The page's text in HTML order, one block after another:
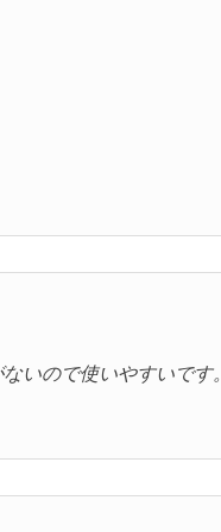
いので使いやすいです。